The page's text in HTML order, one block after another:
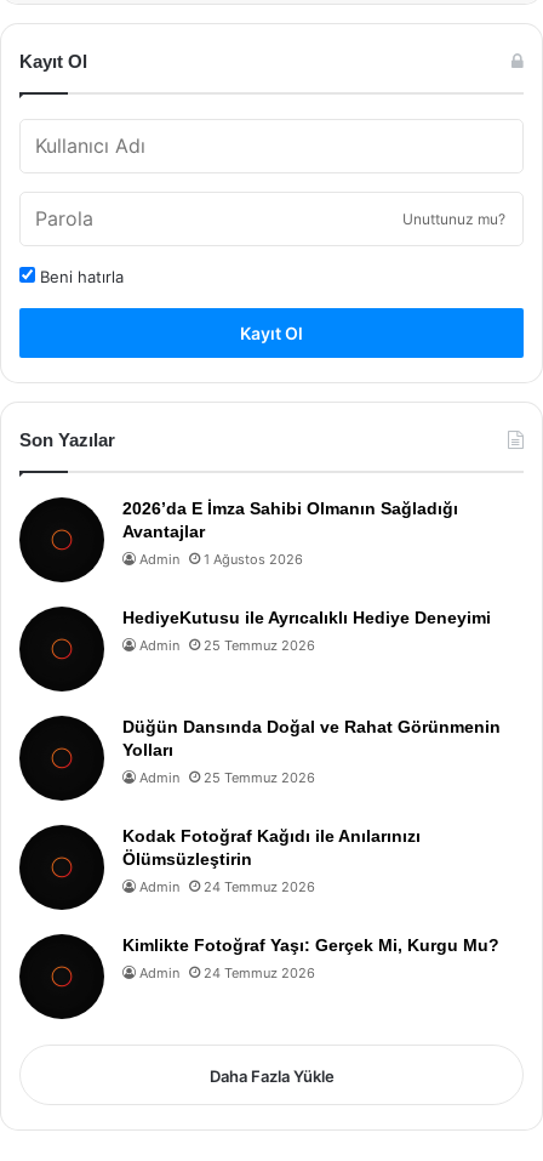
Kayıt Ol
Unuttunuz mu?
Beni hatırla
Kayıt Ol
Son Yazılar
2026’da E İmza Sahibi Olmanın Sağladığı
Avantajlar
Admin 1 Ağustos 2026
HediyeKutusu ile Ayrıcalıklı Hediye Deneyimi
Admin 25 Temmuz 2026
Düğün Dansında Doğal ve Rahat Görünmenin
Yolları
Admin 25 Temmuz 2026
Kodak Fotoğraf Kağıdı ile Anılarınızı
Ölümsüzleştirin
Admin 24 Temmuz 2026
Kimlikte Fotoğraf Yaşı: Gerçek Mi, Kurgu Mu?
Admin 24 Temmuz 2026
Daha Fazla Yükle